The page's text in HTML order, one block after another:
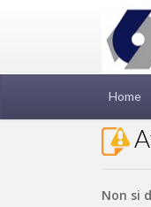
Home
Non si